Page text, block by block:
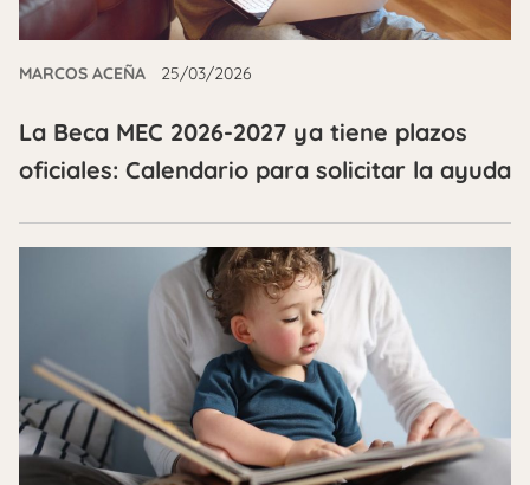
MARCOS ACEÑA 25/03/2026
La Beca MEC 2026-2027 ya tiene plazos
oficiales: Calendario para solicitar la ayuda